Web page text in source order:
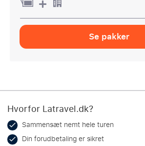
Se pakker
Hvorfor Latravel.dk?
Sammensæt nemt hele turen
Din forudbetaling er sikret